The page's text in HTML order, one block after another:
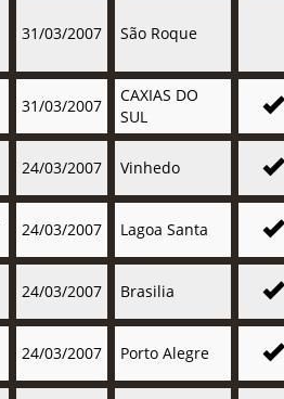
31/03/2007 São Roque
31/03/2007
CAXIAS DO
SUL
24/03/2007 Vinhedo
24/03/2007 Lagoa Santa
24/03/2007 Brasilia
24/03/2007 Porto Alegre